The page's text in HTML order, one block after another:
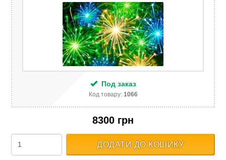
Под заказ
Код товару: 1066
8300 грн
ДОДАТИ ДО КОШИКУ